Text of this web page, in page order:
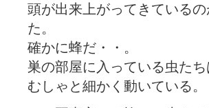
頭が出来上がってきている
た。
確かに蜂だ・・。
巣の部屋に入っている虫た
むしゃと細かく動いている。